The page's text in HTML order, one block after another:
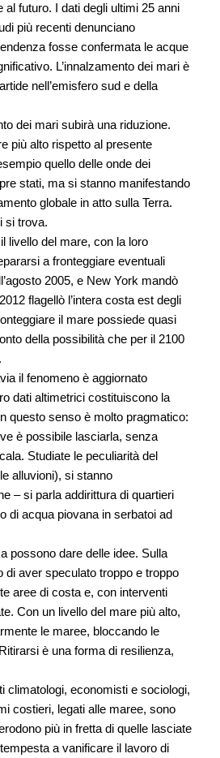
futuro. I dati degli ultimi 25 anni
più recenti denunciano
fosse confermata le acque
L’innalzamento dei mari è
nell’emisfero sud e della
dei mari subirà una riduzione.
più alto rispetto al presente
quello delle onde dei
stati, ma si stanno manifestando
globale in atto sulla Terra.
si trova.
livello del mare, con la loro
a fronteggiare eventuali
2005, e New York mandò
flagellò l’intera costa est degli
il mare possiede quasi
della possibilità che per il 2100
il fenomeno è aggiornato
dati altimetrici costituiscono la
questo senso è molto pragmatico:
è possibile lasciarla, senza
Studiate le peculiarità del
alluvioni), si stanno
– si parla addirittura di quartieri
di acqua piovana in serbatoi ad
possono dare delle idee. Sulla
aver speculato troppo e troppo
aree di costa e, con interventi
Con un livello del mare più alto,
le maree, bloccando le
è una forma di resilienza,
climatologi, economisti e sociologi,
costieri, legati alle maree, sono
più in fretta di quelle lasciate
a vanificare il lavoro di